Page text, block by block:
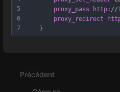
5
6
7
proxy_pass
http ://
proxy_redirect
    }
dePrécédent